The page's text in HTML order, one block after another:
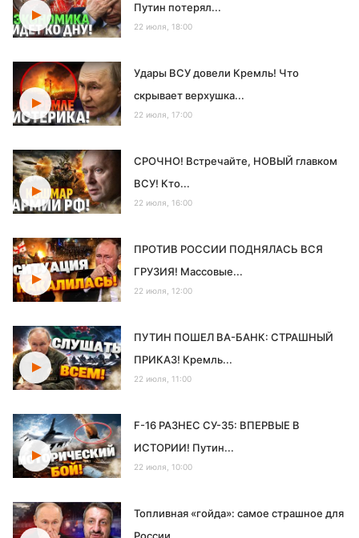
Путин потерял...
22 июля, 18:00
Удары ВСУ довели Кремль! Что
скрывает верхушка...
22 июля, 17:00
СРОЧНО! Встречайте, НОВЫЙ главком
ВСУ! Кто...
22 июля, 16:00
ПРОТИВ РОССИИ ПОДНЯЛАСЬ ВСЯ
ГРУЗИЯ! Массовые...
22 июля, 12:00
ПУТИН ПОШЕЛ ВА-БАНК: СТРАШНЫЙ
ПРИКАЗ! Кремль...
22 июля, 11:00
F-16 РАЗНЕС СУ-35: ВПЕРВЫЕ В
ИСТОРИИ! Путин...
22 июля, 10:00
Топливная «гойда»: самое страшное для